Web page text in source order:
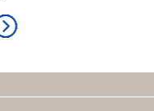
suivante